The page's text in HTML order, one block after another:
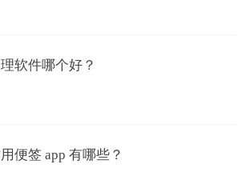
软件哪个好？
便签 app 有哪些？